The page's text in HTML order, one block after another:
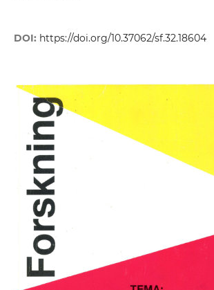
DOI: https://doi.org/10.37062/sf.32.18604